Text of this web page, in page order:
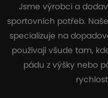
Jsme výrobci a
sportovních potřeb.
specializuje na
používají všude tam,
pádu z výšky nebo